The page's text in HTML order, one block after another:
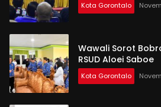
Kota Gorontalo
Wawali Sorot
RSUD Aloei Saboe
Kota Gorontalo